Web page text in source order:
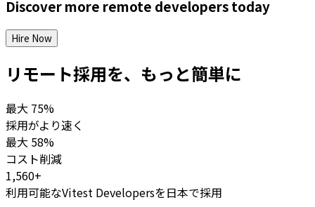
Discover more remote developerstoday
Hire Now
リモート採用を、もっと簡単に
最大 75%
採用がより速く
最大 58%
コスト削減
1,560+
利用可能なVitest Developersを日本で採用